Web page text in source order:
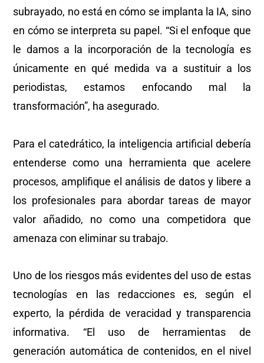
subrayado, no está en cómo se implanta la IA, sino
en cómo se interpreta su papel. “Si el enfoque que
le damos a la incorporación de la tecnología es
únicamente en qué medida va a sustituir a los
periodistas, estamos enfocando mal la
transformación”, ha asegurado.
Para el catedrático, la inteligencia artificial debería
entenderse como una herramienta que acelere
procesos, amplifique el análisis de datos y libere a
los profesionales para abordar tareas de mayor
valor añadido, no como una competidora que
amenaza con eliminar su trabajo.
Uno de los riesgos más evidentes del uso de estas
tecnologías en las redacciones es, según el
experto, la pérdida de veracidad y transparencia
informativa. “El uso de herramientas de
generación automática de contenidos, en el nivel